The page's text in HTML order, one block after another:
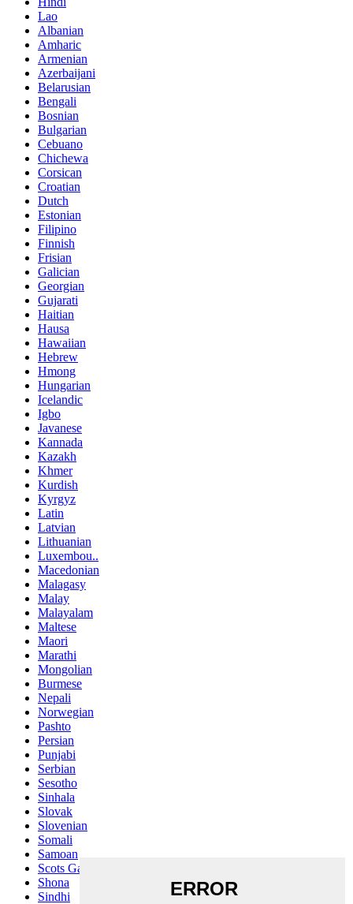
Lao
Albanian
Amharic
Armenian
Azerbaijani
Belarusian
Bengali
Bosnian
Bulgarian
Cebuano
Chichewa
Corsican
Croatian
Dutch
Estonian
Filipino
Finnish
Frisian
Galician
Georgian
Gujarati
Haitian
Hausa
Hawaiian
Hebrew
Hmong
Hungarian
Icelandic
Igbo
Javanese
Kannada
Kazakh
Khmer
Kurdish
Kyrgyz
Latin
Latvian
Lithuanian
Luxembou..
Macedonian
Malagasy
Malay
Malayalam
Maltese
Maori
Marathi
Mongolian
Burmese
Nepali
Norwegian
Pashto
Persian
Punjabi
Serbian
Sesotho
Sinhala
Slovak
Slovenian
Somali
Samoan
Scots Gaelic
Shona
Sindhi